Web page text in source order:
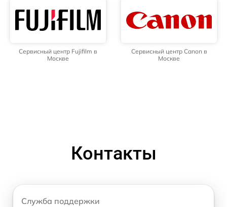
Сервисный центр Fujifilm в
Москве
Сервисный центр Canon в
Москве
Контакты
Служба поддержки